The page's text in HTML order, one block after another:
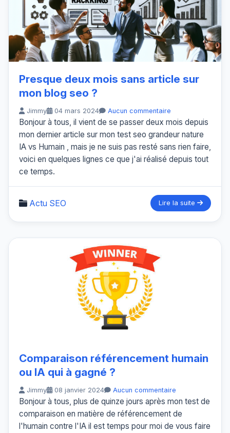
Presque deux mois sans article sur
mon blog seo ?
Jimmy 04 mars 2024 Aucun commentaire
Bonjour à tous, il vient de se passer deux mois depuis
mon dernier article sur mon test seo grandeur nature
IA vs Humain , mais je ne suis pas resté sans rien faire,
voici en quelques lignes ce que j'ai réalisé depuis tout
ce temps.
Actu SEO Lire la suite
Comparaison référencement humain
ou IA qui à gagné ?
Jimmy 08 janvier 2024 Aucun commentaire
Bonjour à tous, plus de quinze jours après mon test de
comparaison en matière de référencement de
l'humain contre l'IA il est temps pour moi de vous faire